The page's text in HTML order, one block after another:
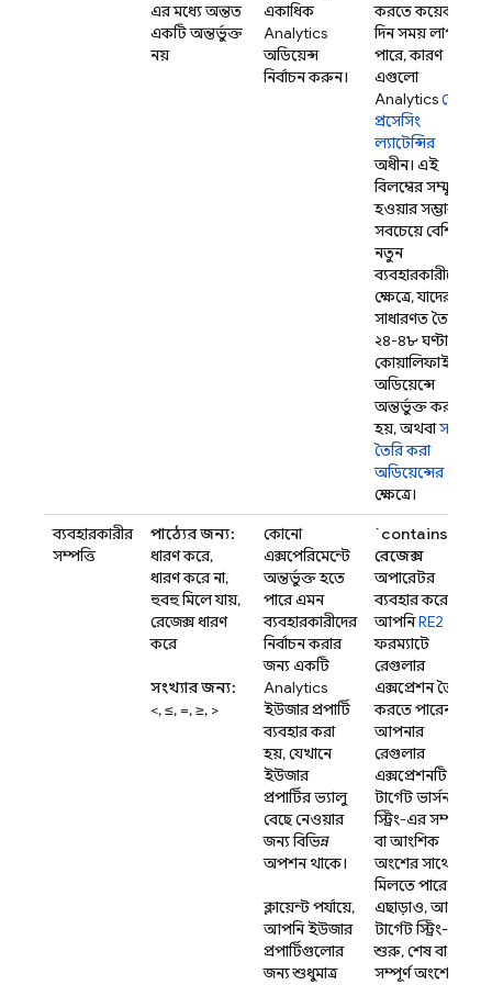
এর মধ্যে অন্তত
একটি অন্তর্ভুক্ত
নয়
একাধিক
Analytics
অডিয়েন্স
নির্বাচন করুন।
করতে কয়েক
দিন সময় লাগতে
পারে, কারণ
এগুলো
Analyticsডেটা
প্রসেসিং
ল্যাটেন্সির
অধীন। এই
বিলম্বের সম্মুখীন
হওয়ার সম্ভাবনা
সবচেয়ে বেশি
নতুন
ব্যবহারকারীদের
ক্ষেত্রে, যাদের
সাধারণত তৈরির
২৪-৪৮ ঘণ্টা পর
কোয়ালিফাইং
অডিয়েন্সে
অন্তর্ভুক্ত করা
হয়, অথবাসদ্য
তৈরি করা
অডিয়েন্সের
ক্ষেত্রে।
ব্যবহারকারীর
সম্পত্তি
পাঠ্যের জন্য:
ধারণ করে,
ধারণ করে না,
হুবহু মিলে যায়,
রেজেক্স ধারণ
করে
সংখ্যার জন্য:
<, ≤, =, ≥, >
কোনো
এক্সপেরিমেন্টে
অন্তর্ভুক্ত হতে
পারে এমন
ব্যবহারকারীদের
নির্বাচন করার
জন্য একটি
Analytics
ইউজার প্রপার্টি
ব্যবহার করা
হয়, যেখানে
ইউজার
প্রপার্টির ভ্যালু
বেছে নেওয়ার
জন্য বিভিন্ন
অপশন থাকে।
ক্লায়েন্ট পর্যায়ে,
আপনি ইউজার
প্রপার্টিগুলোর
জন্য শুধুমাত্র
`contains`
রেজেক্স
অপারেটর
ব্যবহার করে
আপনিRE2
ফরম্যাটে
রেগুলার
এক্সপ্রেশন তৈরি
করতে পারেন।
আপনার
রেগুলার
এক্সপ্রেশনটি
টার্গেট ভার্সন
স্ট্রিং-এর সম্পূর্ণ
বা আংশিক
অংশের সাথে
মিলতে পারে।
এছাড়াও, আপনি
টার্গেট স্ট্রিং-এর
শুরু, শেষ বা
সম্পূর্ণ অংশের